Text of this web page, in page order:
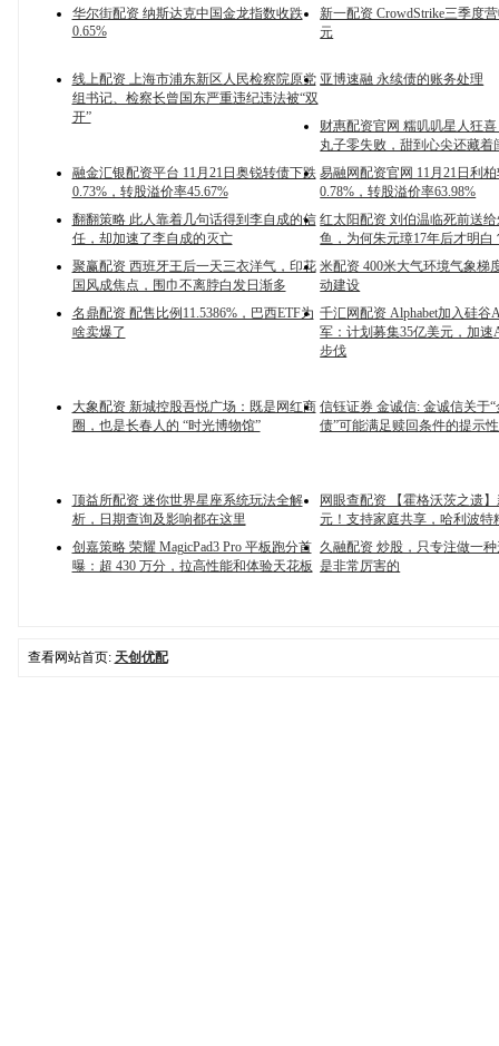
华尔街配资 纳斯达克中国金龙指数收跌
0.65%
新一配资 CrowdStrike三季度
元
线上配资 上海市浦东新区人民检察院原党
组书记、检察长曾国东严重违纪违法被“双
开”
亚博速融 永续债的账务处理
财惠配资官网 糯叽叽星人狂
丸子零失败，甜到心尖还藏着
融金汇银配资平台 11月21日奥锐转债下跌
0.73%，转股溢价率45.67%
易融网配资官网 11月21日利
0.78%，转股溢价率63.98%
翻翻策略 此人靠着几句话得到李自成的信
任，却加速了李自成的灭亡
红太阳配资 刘伯温临死前送
鱼，为何朱元璋17年后才明白
聚赢配资 西班牙王后一天三衣洋气，印花
国风成焦点，围巾不离脖白发日渐多
米配资 400米大气环境气象梯
动建设
名鼎配资 配售比例11.5386%，巴西ETF为
啥卖爆了
千汇网配资 Alphabet加入硅谷
军：计划募集35亿美元，加
步伐
大象配资 新城控股吾悦广场：既是网红商
圈，也是长春人的 “时光博物馆”
信钰证券 金诚信: 金诚信关于
债”可能满足赎回条件的提示
顶益所配资 迷你世界星座系统玩法全解
析，日期查询及影响都在这里
网眼查配资 【霍格沃茨之遗
元！支持家庭共享，哈利波特
创嘉策略 荣耀 MagicPad3 Pro 平板跑分首
曝：超 430 万分，拉高性能和体验天花板
久融配资 炒股，只专注做一
是非常厉害的
查看网站首页: 天创优配